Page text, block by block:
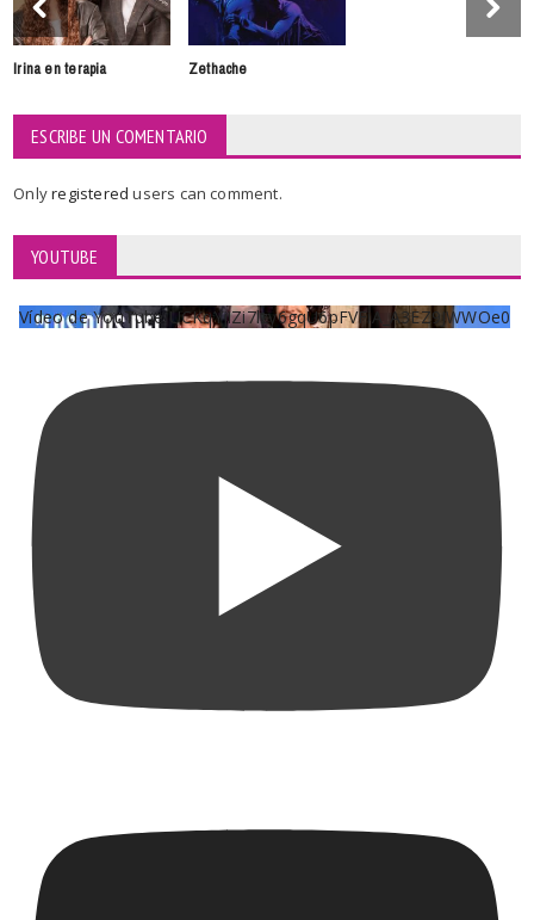
Irina en terapia Zethache
ESCRIBE UN COMENTARIO
Onlyregisteredusers can comment.
YOUTUBE
Vídeo de YouTube UCKqYjiZi7lzy6gqU6pFVFiA_A3EZ9JWWOe0